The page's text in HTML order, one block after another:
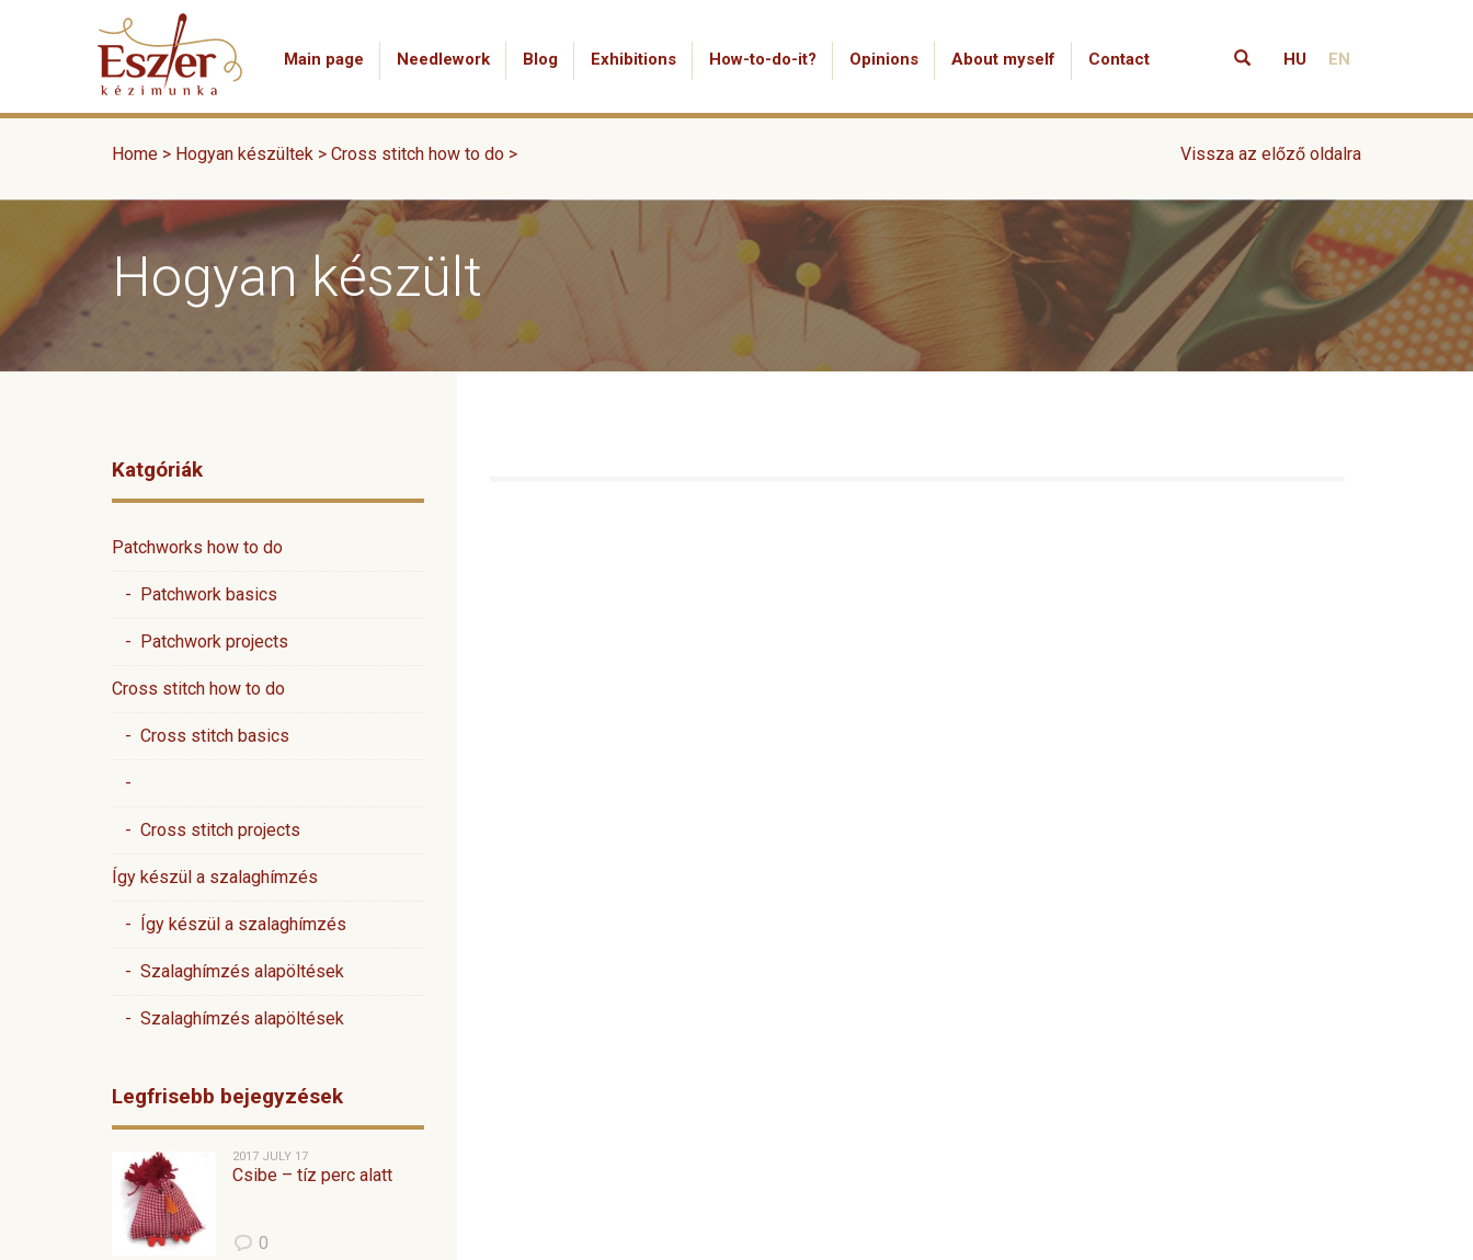
Main page Needlework Blog Exhibitions How-to-do-it? Opinions About myself Contact HU EN
Home > Hogyan készültek Vissza az előző oldalra
> Cross stitch how to do >
Hogyan készült
Katgóriák
Patchworks how to do
- Patchwork basics
- Patchwork projects
Cross stitch how to do
- Cross stitch basics
-
- Cross stitch projects
Így készül a szalaghímzés
- Így készül a szalaghímzés
- Szalaghímzés alapöltések
- Szalaghímzés alapöltések
Legfrisebb bejegyzések
2017 JULY 17
Csibe – tíz perc alatt
0